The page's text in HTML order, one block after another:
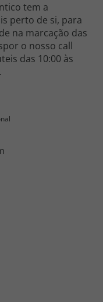
tem a
perto de si, para
na marcação das
o nosso call
das 10:00 às